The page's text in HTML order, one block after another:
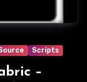
Scripts
–